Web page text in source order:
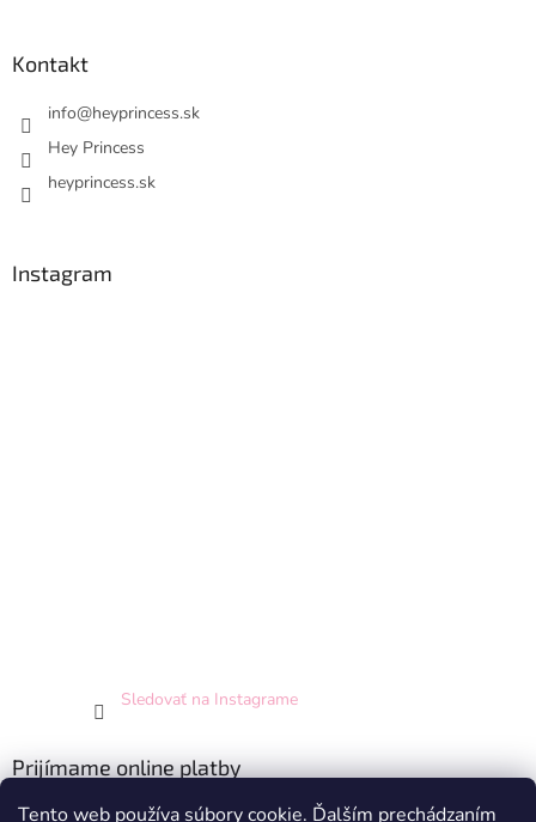
Tento web používa súbory cookie. Ďalším prechádzaním
Kontakt
info@heyprincess.sk
Hey Princess
heyprincess.sk
Instagram
Sledovať na Instagrame
Prijímame online platby